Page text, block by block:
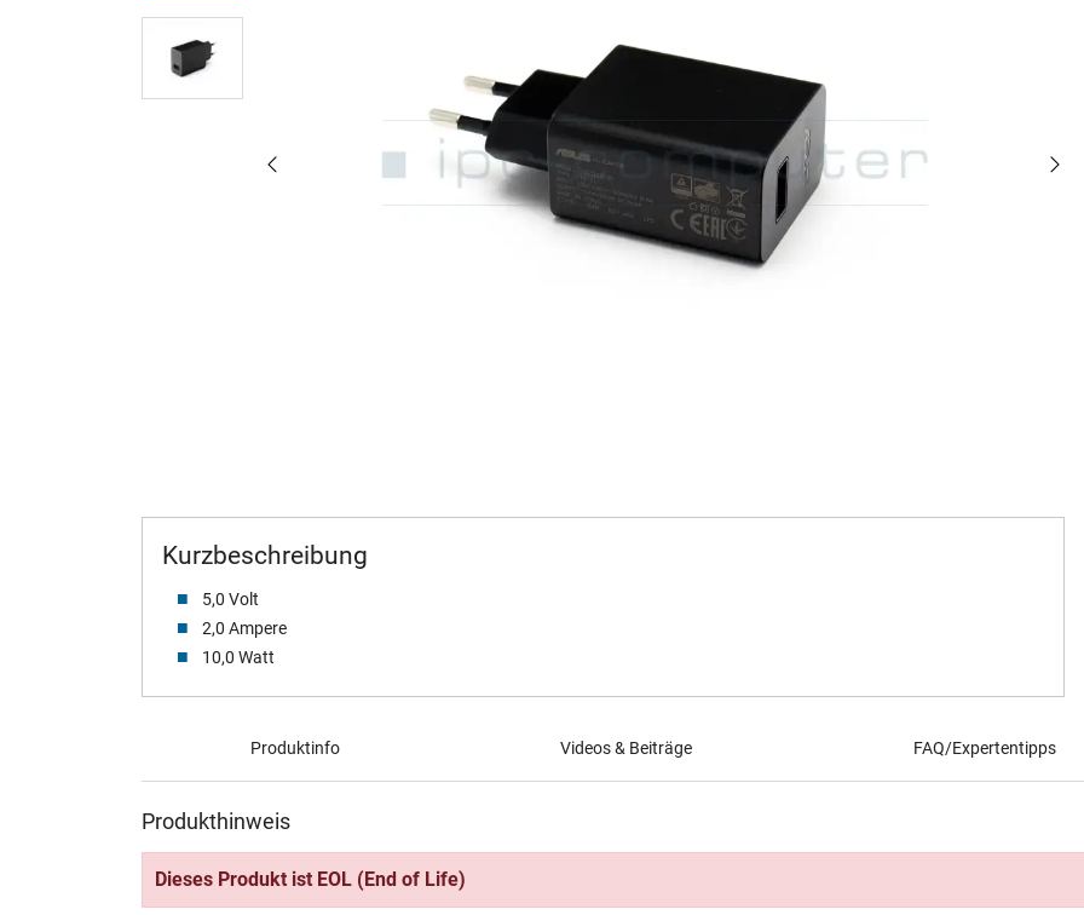
Kurzbeschreibung
5,0 Volt
2,0 Ampere
10,0 Watt
Produktinfo Videos & Beiträge FAQ/Expertentipps
Produkthinweis
Dieses Produkt ist EOL (End of Life)